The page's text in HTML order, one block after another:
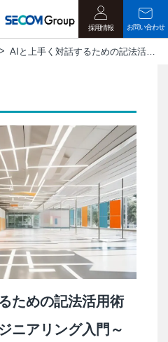
採用情報 お問い合わせ
AIと上手く対話するための記法活用術 ～プロンプトエンジニアリング入門～
ための記法活用術
ニアリング入門～